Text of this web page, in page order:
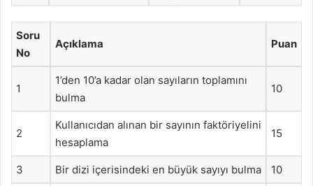
Soru
No
Açıklama Puan
1
1’den 10’a kadar olan sayıların toplamını
bulma
10
2
Kullanıcıdan alınan bir sayının faktöriyelini
hesaplama
15
3 Bir dizi içerisindeki en büyük sayıyı bulma 10